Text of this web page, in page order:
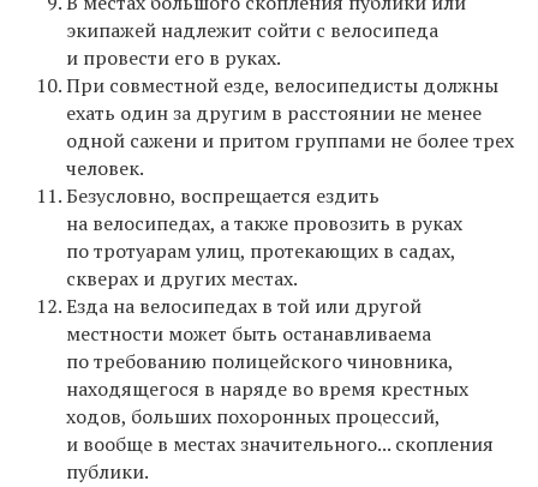
экипажей надлежит сойти с велосипеда
и провести его в руках.
При совместной езде, велосипедисты должны
ехать один за другим в расстоянии не менее
одной сажени и притом группами не более трех
человек.
Безусловно, воспрещается ездить
на велосипедах, а также провозить в руках
по тротуарам улиц, протекающих в садах,
скверах и других местах.
Езда на велосипедах в той или другой
местности может быть останавливаема
по требованию полицейского чиновника,
находящегося в наряде во время крестных
ходов, больших похоронных процессий,
и вообще в местах значительного... скопления
публики.